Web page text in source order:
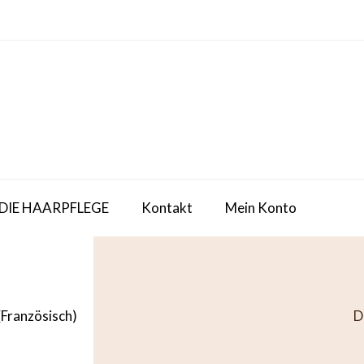
HAARPFLEGE Kontakt Mein Konto
Französisch)